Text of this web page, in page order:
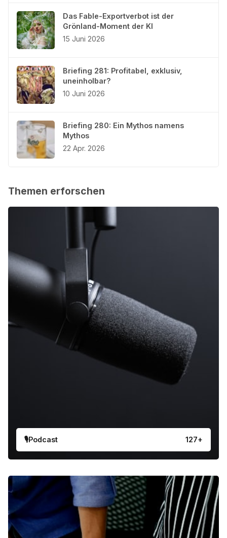
Das Fable-Exportverbot ist der
Grönland-Moment der KI
15 Juni 2026
Briefing 281: Profitabel, exklusiv,
uneinholbar?
10 Juni 2026
Briefing 280: Ein Mythos namens
Mythos
22 Apr. 2026
Themen erforschen
🎙️Podcast 127+